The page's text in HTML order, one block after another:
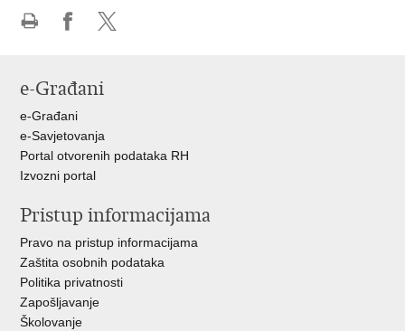
Facebooku
X-
e-Građani
e-Građani
e-Savjetovanja
Portal otvorenih podataka RH
Izvozni portal
Pristup informacijama
Pravo na pristup informacijama
Zaštita osobnih podataka
Politika privatnosti
Zapošljavanje
Školovanje